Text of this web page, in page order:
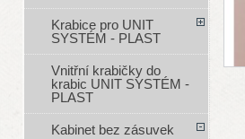
Krabice pro UNIT
SYSTÉM - PLAST
Vnitřní krabičky do
krabic UNIT SYSTÉM -
PLAST
Kabinet bez zásuvek